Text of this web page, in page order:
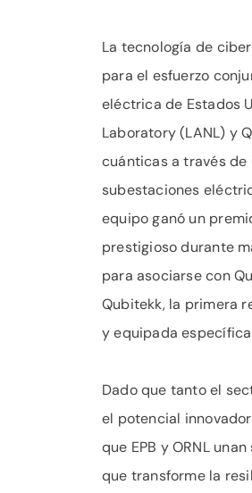
La tecnología de
para el esfuerzo
eléctrica de Estados
Laboratory (LANL) y
cuánticas a través de
subestaciones
equipo ganó un
prestigioso durante
para asociarse con
Qubitekk, la primera
y equipada
Dado que tanto el
el potencial
que EPB y ORNL
que transforme la